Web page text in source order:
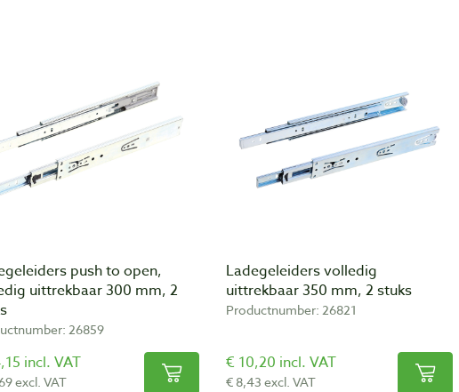
push to open,
uittrekbaar 300 mm, 2
26859
incl. VAT
excl. VAT
Ladegeleiders volledig
uittrekbaar 350 mm, 2 stuks
Productnumber: 26821
€ 10,20 incl. VAT
€ 8,43 excl. VAT